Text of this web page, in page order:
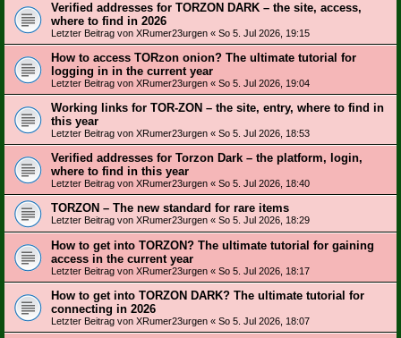
Verified addresses for TORZON DARK – the site, access,
where to find in 2026
Letzter Beitrag von XRumer23urgen « So 5. Jul 2026, 19:15
How to access TORzon onion? The ultimate tutorial for
logging in in the current year
Letzter Beitrag von XRumer23urgen « So 5. Jul 2026, 19:04
Working links for TOR-ZON – the site, entry, where to find in
this year
Letzter Beitrag von XRumer23urgen « So 5. Jul 2026, 18:53
Verified addresses for Torzon Dark – the platform, login,
where to find in this year
Letzter Beitrag von XRumer23urgen « So 5. Jul 2026, 18:40
ТОRZON – The new standard for rare items
Letzter Beitrag von XRumer23urgen « So 5. Jul 2026, 18:29
How to get into ТОRZON? The ultimate tutorial for gaining
access in the current year
Letzter Beitrag von XRumer23urgen « So 5. Jul 2026, 18:17
How to get into TORZON DARK? The ultimate tutorial for
connecting in 2026
Letzter Beitrag von XRumer23urgen « So 5. Jul 2026, 18:07